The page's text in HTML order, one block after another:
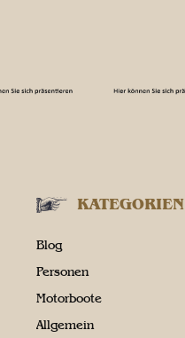
KATEGORIEN
Blog
Personen
Motorboote
Allgemein